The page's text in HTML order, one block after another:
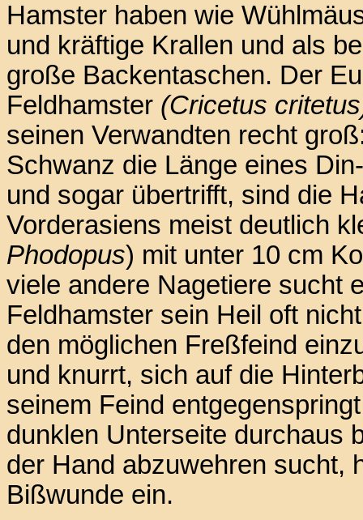
Hamster haben wie
und kräftige Krallen und als
große Backentaschen. Der
Feldhamster (Cricetus
seinen Verwandten recht
Schwanz die Länge eines
und sogar übertrifft, sind die
Vorderasiens meist deutlich
Phodopus) mit unter 10 cm
viele andere Nagetiere sucht
Feldhamster sein Heil oft
den möglichen Freßfeind
und knurrt, sich auf die
seinem Feind
dunklen Unterseite durchaus
der Hand abzuwehren sucht,
Bißwunde ein.